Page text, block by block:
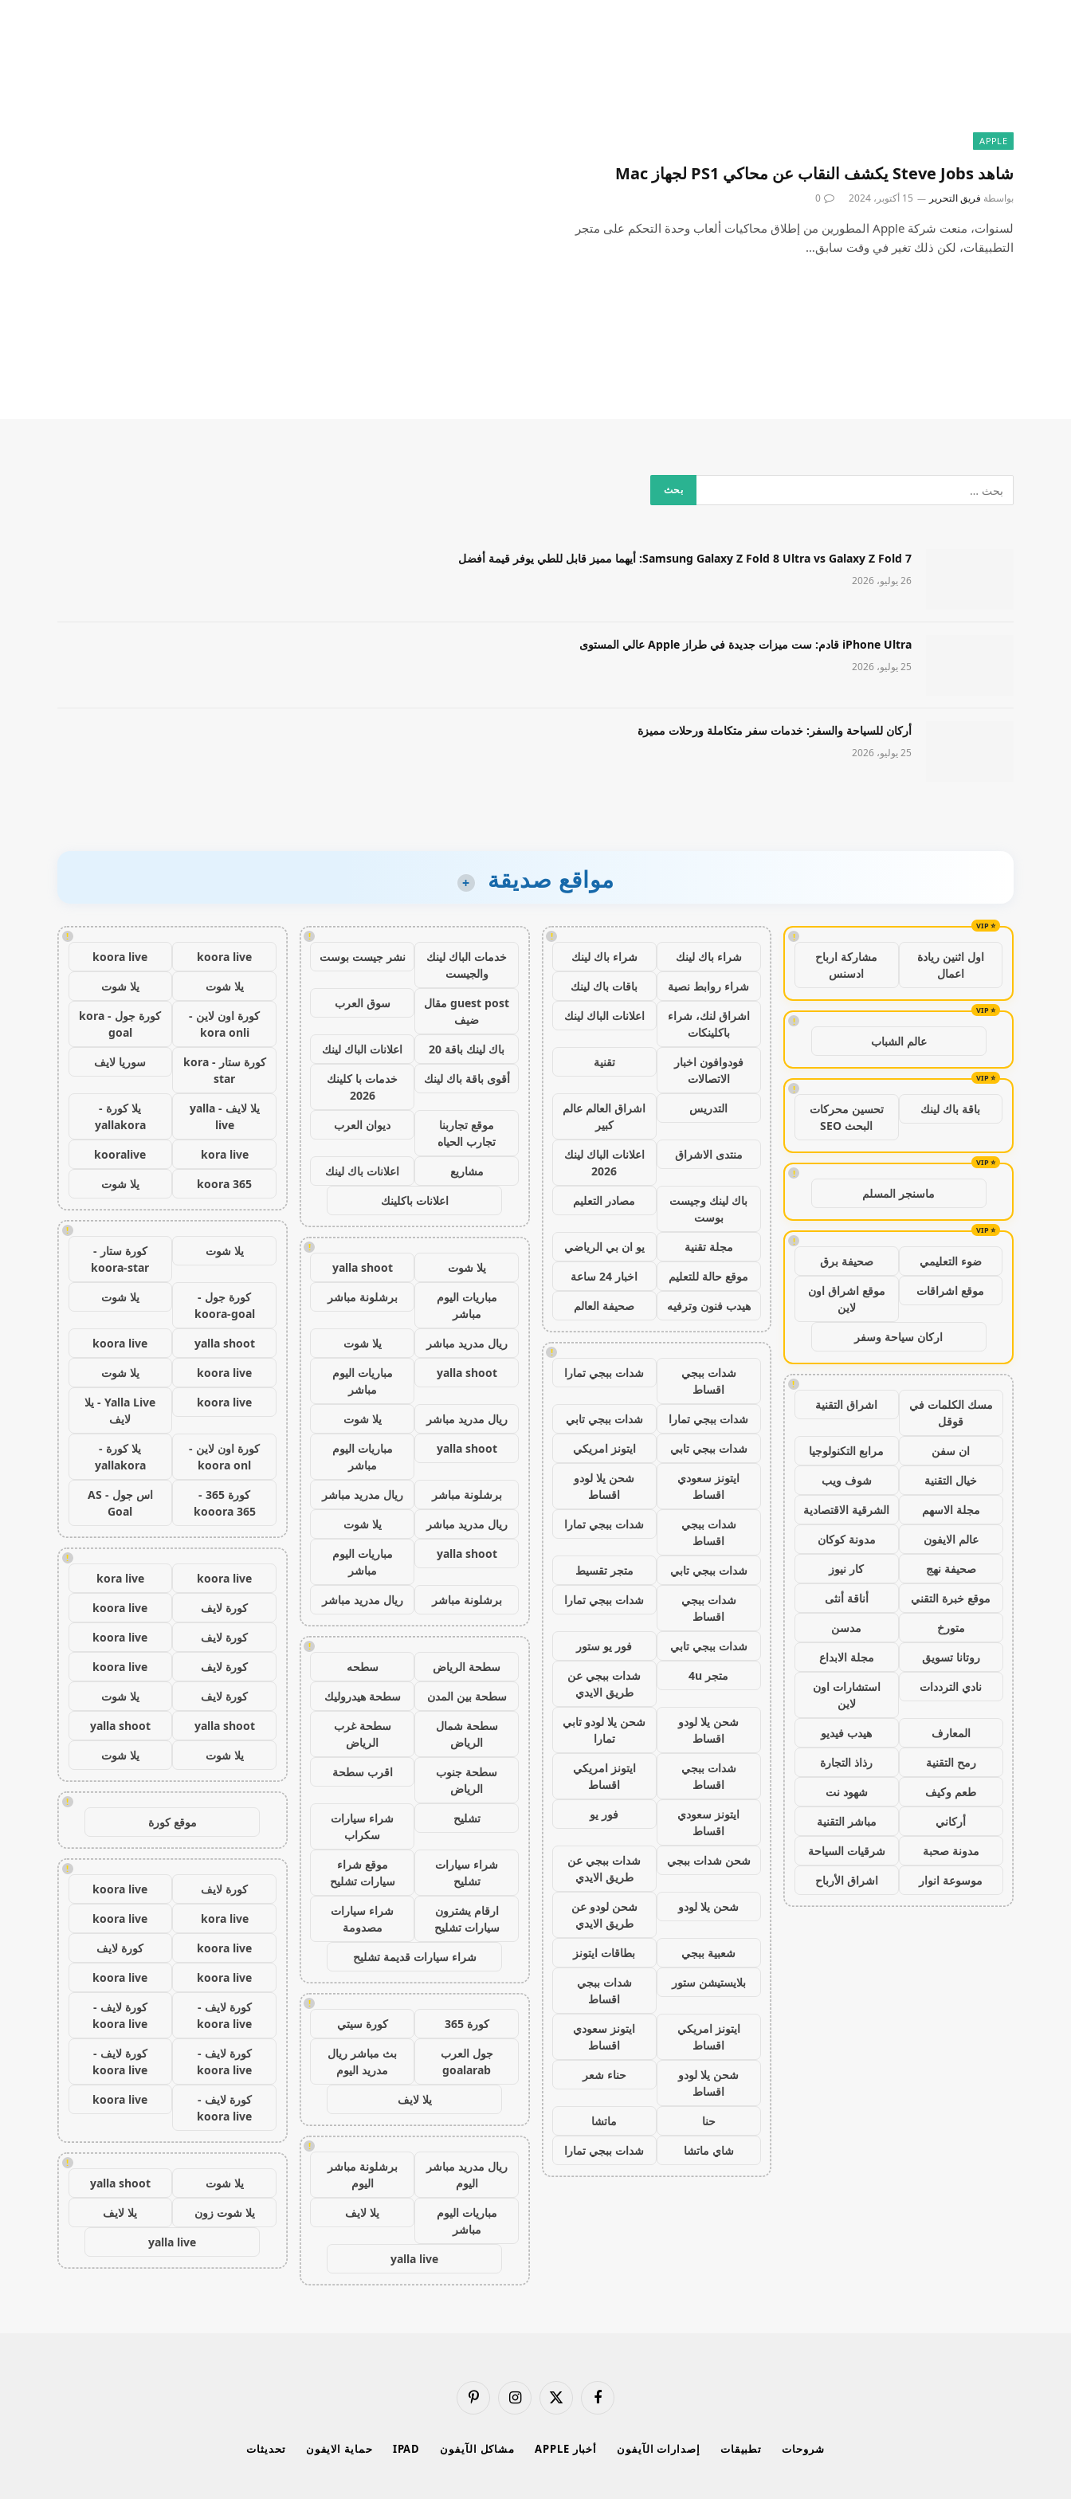
APPLE
شاهد Steve Jobs يكشف النقاب عن محاكي PS1 لجهاز Mac
بواسطة فريق التحرير 15 أكتوبر، 2024 0
لسنوات، منعت شركة Apple المطورين من إطلاق محاكيات ألعاب وحدة التحكم على متجر
التطبيقات، لكن ذلك تغير في وقت سابق…
Samsung Galaxy Z Fold 8 Ultra vs Galaxy Z Fold 7: أيهما مميز قابل للطي يوفر قيمة أفضل
26 يوليو، 2026
iPhone Ultra قادم: ست ميزات جديدة في طراز Apple عالي المستوى
25 يوليو، 2026
أركان للسياحة والسفر: خدمات سفر متكاملة ورحلات مميزة
25 يوليو، 2026
مواقع صديقة +
!
اول اثنين ريادة
اعمال
مشاركة ارباح
ادسنس
!
عالم الشباب
!
باقة باك لينك
تحسين محركات
البحث SEO
!
ماسنجر المسلم
!
ضوء التعليمي
صحيفة برق
موقع اشراقات
موقع اشراق اون
لاين
اركان سياحة وسفر
!
مسك الكلمات في
قوقل
اشراق التقنية
ان سفن
مرابع التكنولوجيا
خيال التقنية
شوف ويب
مجلة الاسهم
الشرقية الاقتصادية
عالم الايفون
مدونة كوكان
صحيفة نهج
كار نيوز
موقع خبرة التقني
أناقة أنثى
متورخ
مدسن
روتانا تسويق
مجلة الابداع
نادي الترددات
استشارات اون
لاين
المعارف
هيدب فيديو
رمح التقنية
رذاذ التجارة
طعم وكيف
شهود نت
أركاني
مباشر التقنية
مدونة صحبة
شرقيات السياحة
موسوعة انوار
اشراق الأرباح
!
شراء باك لينك
شراء باك لينك
شراء روابط نصية
باقات باك لينك
اشراق لنك، شراء
باكلينكات
اعلانات الباك لينك
فودوافون اخبار
الاتصالات
تقنية
التدريس
اشراق العالم عالم
كبير
منتدى الاشراق
اعلانات الباك لينك
2026
باك لينك وجيست
بوست
مصادر التعليم
مجلة تقنية
يو ان بي الرياضي
موقع حالة للتعليم
اخبار 24 ساعة
هيدب فنون وترفيه
صحيفة العالم
!
شدات ببجي
اقساط
شدات ببجي تمارا
شدات ببجي تمارا
شدات ببجي تابي
شدات ببجي تابي
ايتونز امريكي
ايتونز سعودي
اقساط
شحن يلا لودو
اقساط
شدات ببجي
اقساط
شدات ببجي تمارا
شدات ببجي تابي
متجر تقسيط
شدات ببجي
اقساط
شدات ببجي تمارا
شدات ببجي تابي
فور يو ستور
متجر 4u
شدات ببجي عن
طريق الايدي
شحن يلا لودو
اقساط
شحن يلا لودو تابي
تمارا
شدات ببجي
اقساط
ايتونز امريكي
اقساط
ايتونز سعودي
اقساط
فور يو
شحن شدات ببجي
شدات ببجي عن
طريق الايدي
شحن يلا لودو
شحن لودو عن
طريق الايدي
شعبية ببجي
بطاقات ايتونز
بلايستيشن ستور
شدات ببجي
اقساط
ايتونز امريكي
اقساط
ايتونز سعودي
اقساط
شحن يلا لودو
اقساط
حناء شعر
حنا
ماتشا
شاي ماتشا
شدات ببجي تمارا
!
خدمات الباك لينك
والجيست
نشر جيست بوست
guest post مقال
ضيف
سوق العرب
باك لينك باقة 20
اعلانات الباك لينك
أقوى باقة باك لينك
خدمات با كلينك
2026
موقع تجاربنا
تجارب الحياه
ديوان العرب
مشاريع
اعلانات باك لينك
اعلانات باكلينك
!
يلا شوت
yalla shoot
مباريات اليوم
مباشر
برشلونة مباشر
ريال مدريد مباشر
يلا شوت
yalla shoot
مباريات اليوم
مباشر
ريال مدريد مباشر
يلا شوت
yalla shoot
مباريات اليوم
مباشر
برشلونة مباشر
ريال مدريد مباشر
ريال مدريد مباشر
يلا شوت
yalla shoot
مباريات اليوم
مباشر
برشلونة مباشر
ريال مدريد مباشر
!
سطحة الرياض
سطحه
سطحة بين المدن
سطحة هيدروليك
سطحة شمال
الرياض
سطحة غرب
الرياض
سطحة جنوب
الرياض
اقرب سطحة
تشليح
شراء سيارات
سكراب
شراء سيارات
تشليح
موقع شراء
سيارات تشليح
ارقام يشترون
سيارات تشليح
شراء سيارات
مصدومة
شراء سيارات قديمة تشليح
!
كورة 365
كورة سيتي
جول العرب
goalarab
بث مباشر ريال
مدريد اليوم
يلا لايف
!
ريال مدريد مباشر
اليوم
برشلونة مباشر
اليوم
مباريات اليوم
مباشر
يلا لايف
yalla live
!
koora live
koora live
يلا شوت
يلا شوت
كورة اون لاين -
kora onli
كورة جول - kora
goal
كورة ستار - kora
star
سوريا لايف
يلا لايف - yalla
live
يلا كورة -
yallakora
kora live
kooralive
koora 365
يلا شوت
!
يلا شوت
كورة ستار -
koora-star
كورة جول -
koora-goal
يلا شوت
yalla shoot
koora live
koora live
يلا شوت
koora live
Yalla Live - يلا
لايف
كورة اون لاين -
koora onl
يلا كورة -
yallakora
كورة 365 -
kooora 365
اس جول - AS
Goal
!
koora live
kora live
كورة لايف
koora live
كورة لايف
koora live
كورة لايف
koora live
كورة لايف
يلا شوت
yalla shoot
yalla shoot
يلا شوت
يلا شوت
!
موقع كورة
!
كورة لايف
koora live
kora live
koora live
koora live
كورة لايف
koora live
koora live
كورة لايف -
koora live
كورة لايف -
koora live
كورة لايف -
koora live
كورة لايف -
koora live
كورة لايف -
koora live
koora live
!
يلا شوت
yalla shoot
يلا شوت زون
يلا لايف
yalla live
فيسبوك
X
الانستغرامبينتيريست
شروحات تطبيقات إصدارات الآيفون أخبار APPLE مشاكل الآيفون IPAD حماية الايفون تحديثات